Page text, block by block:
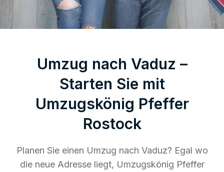
Umzug nach Vaduz –
Starten Sie mit
Umzugskönig Pfeffer
Rostock
Planen Sie einen Umzug nach Vaduz? Egal wo
die neue Adresse liegt, Umzugskönig Pfeffer